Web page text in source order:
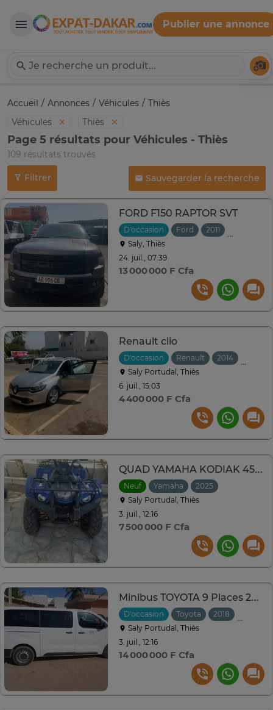
Expat-Dakar
Publier une annonce
Accueil Annonces Véhicules
Thiès
Véhicules
Thiès
Page 5 résultats pour Véhicules - Thiès
109 résultats trouvés
Filtrer Sauvegarder la recherche
FORD F150 RAPTOR SVT
D'occasion Ford 2011
Saly, Thiès
24. juil., 07:39
13 000 000 F Cfa
Renault clio
D'occasion Renault 2014
Saly Portudal, Thiès
6. juil., 15:03
4 400 000 F Cfa
QUAD YAMAHA KODIAK 450 Neuf
Neuf Yamaha
2025
Saly Portudal, Thiès
3. juil., 12:16
7 500 000 F Cfa
Minibus TOYOTA 9 Places 2018
D'occasion Toyota 2018
Saly Portudal, Thiès
3. juil., 12:16
14 000 000 F Cfa